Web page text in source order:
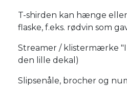
T-shirden kan hænge
flaske, f.eks. rødvin som
Streamer / klistermærke "I
den lille dekal)
Slipsenåle, brocher og